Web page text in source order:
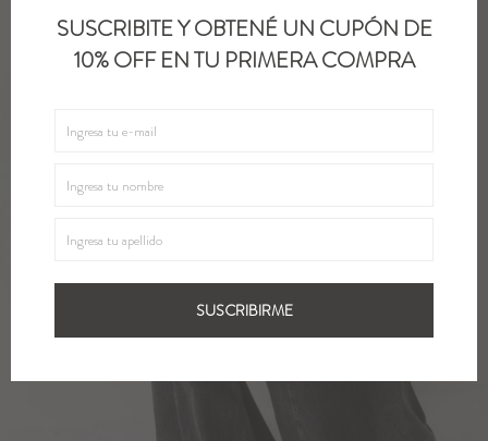
SUSCRIBITE Y OBTENÉ UN CUPÓN DE
10% OFF EN TU PRIMERA COMPRA
SUSCRIBIRME